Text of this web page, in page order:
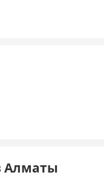
Алматы